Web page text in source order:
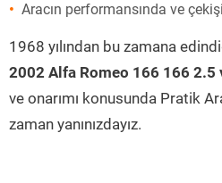
Aracın performansında ve
1968 yılından bu zamana
2002 Alfa Romeo 166 166 2.5
ve onarımı konusunda Pratik
zaman yanınızdayız.